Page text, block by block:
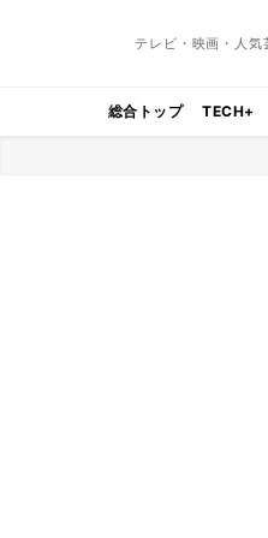
テレビ・映画・人気
総合トップ TECH+